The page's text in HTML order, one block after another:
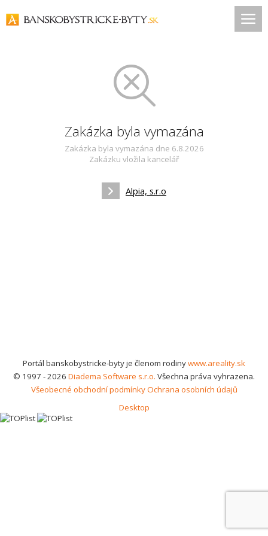
Zakázka byla vymazána
Zakázka byla vymazána dne 6.8.2026
Zakázku vložila kancelář
Alpia, s.r.o
Portál banskobystricke-byty je členom rodinywww.areality.sk
© 1997 - 2026 Diadema Software s.r.o. Všechna práva vyhrazena.
Všeobecné obchodní podmínkyOchrana osobních údajů
Desktop